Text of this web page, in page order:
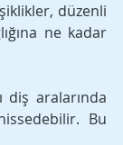
düzenli
ne kadar
diş aralarında
Bu